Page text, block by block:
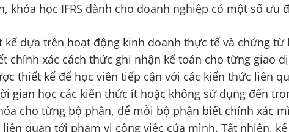
khóa học IFRS dành cho doanh nghiệp có một số ưu
dựa trên hoạt động kinh doanh thực tế và chứng
chính xác cách thức ghi nhận kế toán cho từng giao
thiết kế để học viên tiếp cận với các kiến thức liên
gian học các kiến thức ít hoặc không sử dụng đến
cho từng bộ phận, để mỗi bộ phận biết chính xác
quan tới phạm vi công việc của mình. Tất nhiên,